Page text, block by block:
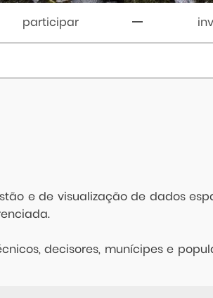
participar
e de visualização de dados
decisores, munícipes e